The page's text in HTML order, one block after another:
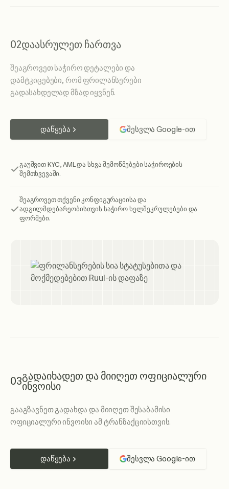
02დაასრულეთ ჩართვა
შეაგროვეთ საჭირო დეტალები და
დამტკიცებები, რომ ფრილანსერები
გადასახდელად მზად იყვნენ.
დაწყება შესვლა Google-ით
გაუშვით KYC, AML და სხვა შემოწმებები საჭიროების
შემთხვევაში.
შეაგროვეთ თქვენი კონფიგურაციისა და
ადგილმდებარეობისთვის საჭირო ხელშეკრულებები და
ფორმები.
03გადაიხადეთ და მიიღეთ ოფიციალური
ინვოისი
გააგზავნეთ გადახდა და მიიღეთ შესაბამისი
ოფიციალური ინვოისი ამ ტრანზაქციისთვის.
დაწყება შესვლა Google-ით